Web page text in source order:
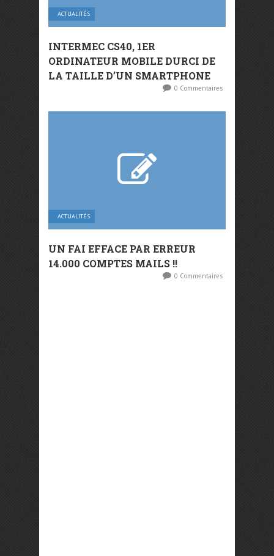
ACTUALITÉS
INTERMEC CS40, 1ER
ORDINATEUR MOBILE DURCI DE
LA TAILLE D’UN SMARTPHONE
0 Commentaires
ACTUALITÉS
UN FAI EFFACE PAR ERREUR
14.000 COMPTES MAILS !!
0 Commentaires